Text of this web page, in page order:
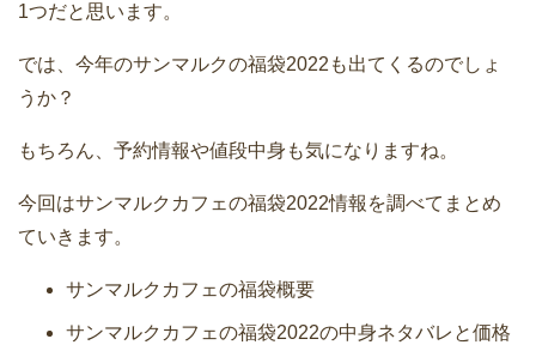
1つだと思います。
では、今年のサンマルクの福袋2022も出てくるのでしょ
うか？
もちろん、予約情報や値段中身も気になりますね。
今回はサンマルクカフェの福袋2022情報を調べてまとめ
ていきます。
サンマルクカフェの福袋概要
サンマルクカフェの福袋2022の中身ネタバレと価格